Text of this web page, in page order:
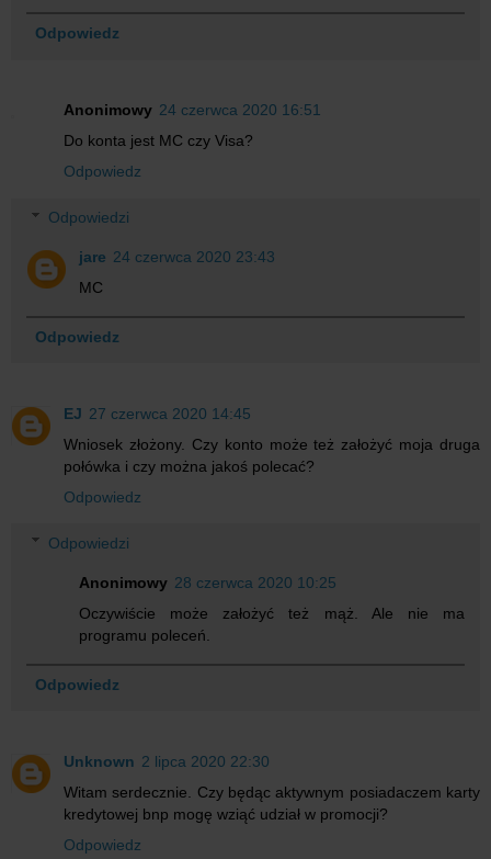
Odpowiedz
Anonimowy 24 czerwca 2020 16:51
Do konta jest MC czy Visa?
Odpowiedz
Odpowiedzi
jare 24 czerwca 2020 23:43
MC
Odpowiedz
EJ 27 czerwca 2020 14:45
Wniosek złożony. Czy konto może też założyć moja druga
połówka i czy można jakoś polecać?
Odpowiedz
Odpowiedzi
Anonimowy 28 czerwca 2020 10:25
Oczywiście może założyć też mąż. Ale nie ma
programu poleceń.
Odpowiedz
Unknown 2 lipca 2020 22:30
Witam serdecznie. Czy będąc aktywnym posiadaczem karty
kredytowej bnp mogę wziąć udział w promocji?
Odpowiedz